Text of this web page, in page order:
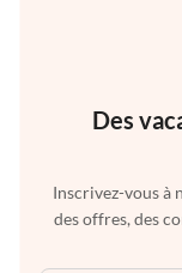
Des
Inscrivez-vous à
des offres, des